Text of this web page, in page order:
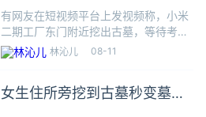
有网友在短视频平台上发视频称，小米
二期工厂东门附近挖出古墓，等待考古
队进行挖掘。对此，小米集团王化称“假
的”，周营大集正在做文堪，是正常勘
算恶意造谣。公开报道显示，小
林沁儿 08-11
女生住所旁挖到古墓秒变墓景